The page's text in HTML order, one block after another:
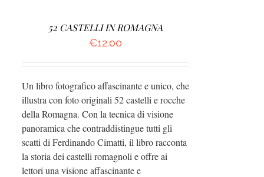
52 CASTELLI IN ROMAGNA
€12.00
Un libro fotografico affascinante e unico, che
illustra con foto originali 52 castelli e rocche
della Romagna. Con la tecnica di visione
panoramica che contraddistingue tutti gli
scatti di Ferdinando Cimatti, il libro racconta
la storia dei castelli romagnoli e offre ai
lettori una visione affascinante e